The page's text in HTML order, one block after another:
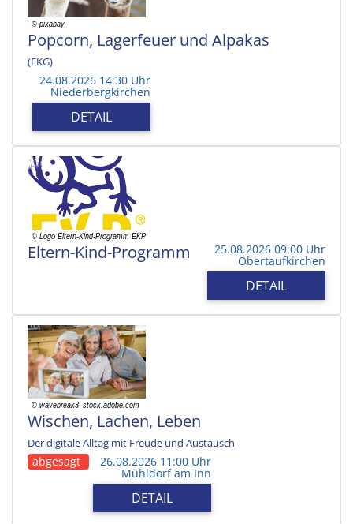
Popcorn, Lagerfeuer und Alpakas
(EKG)
24.08.2026 14:30 Uhr
Niederbergkirchen
DETAIL
Eltern-Kind-Programm 25.08.2026 09:00 Uhr
Obertaufkirchen
DETAIL
Wischen, Lachen, Leben
Der digitale Alltag mit Freude und Austausch
abgesagt 26.08.2026 11:00 Uhr
Mühldorf am Inn
DETAIL